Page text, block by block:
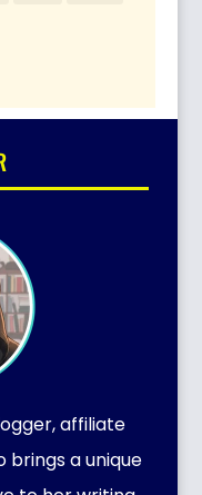
affiliate
brings a unique